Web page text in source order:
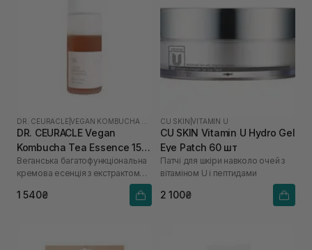
DR. CEURACLE |
DR. CEURACLE Vegan
Kombucha Tea Essence 150
мл
Веганська багатофункціональна
кремова есенція з екстрактом
1 540₴
CU SKIN |VITAMIN U
CU SKIN Vitamin U Hydro Gel
Eye Patch 60 шт
Патчі для шкіри навколо очей з
вітаміном U і пептидами
2 100₴